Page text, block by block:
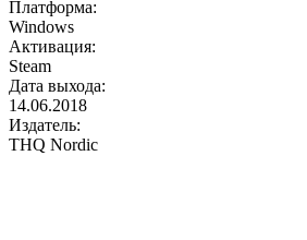
Платформа:
Windows
Активация:
Steam
Дата выхода:
14.06.2018
Издатель:
THQ Nordic